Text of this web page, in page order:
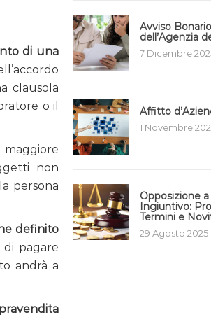
di una
clausola
o il
non
persona
definito
di pagare
andrà a
Avviso Bonario
dell’Agenzia
7 Dicembre
Affitto
1 Novembre
Opposizione
Ingiuntivo:
Termini e
29 Agosto 2025